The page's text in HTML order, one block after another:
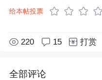
给本帖投票
220 15 打赏
全部评论